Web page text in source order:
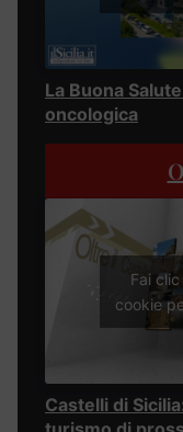
La Buona
oncologica
Fai
cookie
Castelli di